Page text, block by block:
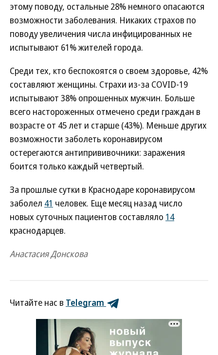
этому поводу, остальные 28% немного опасаются
возможности заболевания. Никаких страхов по
поводу увеличения числа инфицированных не
испытывают 61% жителей города.
Среди тех, кто беспокоятся о своем здоровье, 42%
составляют женщины. Страхи из-за COVID-19
испытывают 38% опрошенных мужчин. Больше
всего настороженных отмечено среди граждан в
возрасте от 45 лет и старше (43%). Меньше других
возможности заболеть коронавирусом
остерегаются антипрививочники: заражения
боится только каждый четвертый.
За прошлые сутки в Краснодаре коронавирусом
заболел 41 человек. Еще месяц назад число
новых суточных пациентов составляло 14
краснодарцев.
Анастасия Донскова
Читайте нас в Telegram